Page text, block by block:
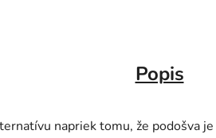
Popis
napriek tomu, že podošva